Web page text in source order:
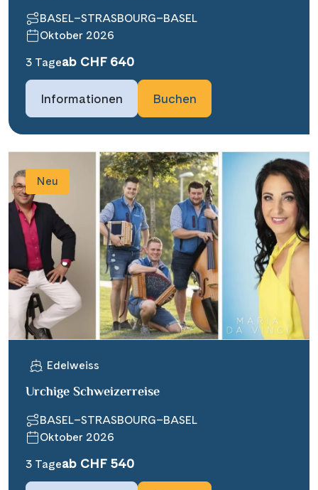
BASEL–STRASBOURG–BASEL
Oktober 2026
3 Tageab CHF 640
Informationen Buchen
Neu
Edelweiss
Urchige Schweizerreise
BASEL–STRASBOURG–BASEL
Oktober 2026
3 Tageab CHF 540